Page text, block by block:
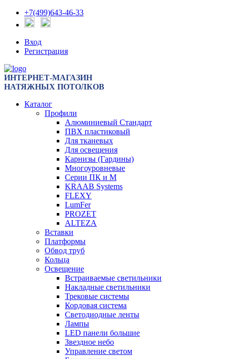
+7(499)643-46-33
Вход
Регистрация
ИНТЕРНЕТ-МАГАЗИН
НАТЯЖНЫХ ПОТОЛКОВ
Каталог
Профили
Алюминиевый Стандарт
ПВХ пластиковый
Для тканевых
Для освещения
Карнизы (Гардины)
Многоуровневые
Серии ПК и М
KRAAB Systems
FLEXY
LumFer
PROZET
ALTEZA
Вставки
Платформы
Обвод труб
Кольца
Освещение
Встраиваемые светильники
Накладные светильники
Трековые системы
Кордовая система
Светодиодные ленты
Лампы
LED панели большие
Звездное небо
Управление светом